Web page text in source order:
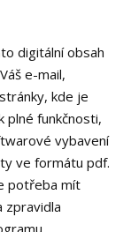
digitální obsah
e-mail,
kde je
plné funkčnosti,
vybavení
ve formátu pdf.
potřeba mít
zpravidla